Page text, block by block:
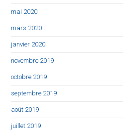
mai 2020
mars 2020
janvier 2020
novembre 2019
octobre 2019
septembre 2019
août 2019
juillet 2019